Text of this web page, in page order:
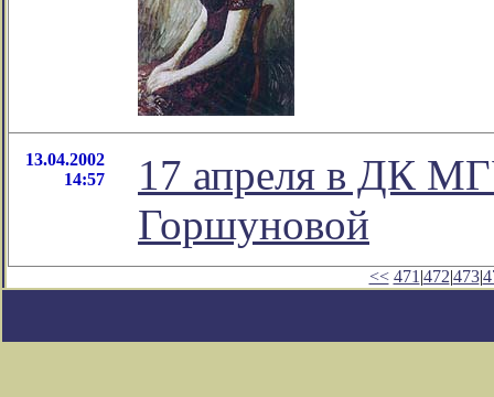
13.04.2002
14:57
17 апреля в ДК
Горшуновой
<< 471 |472|473|